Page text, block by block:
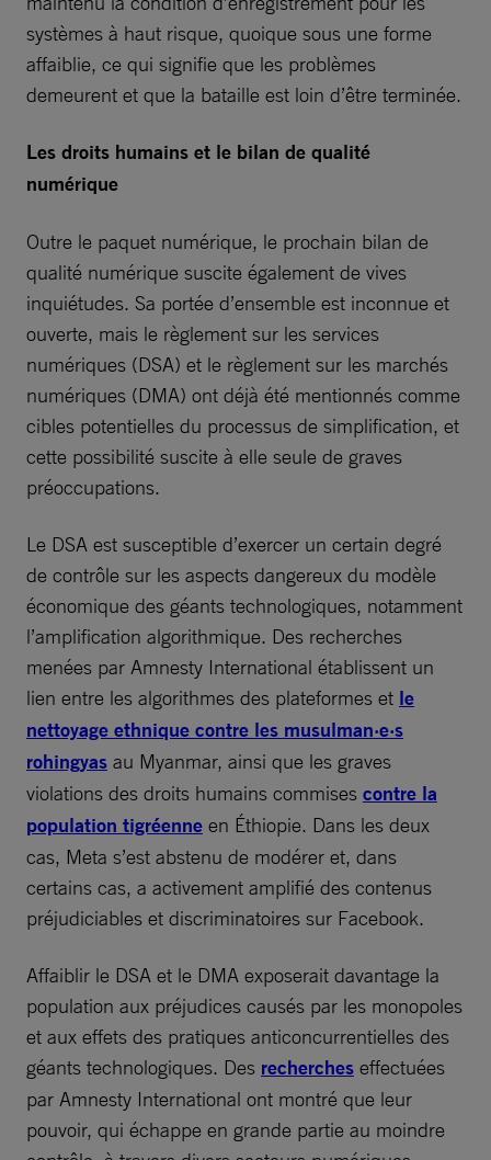
systèmes à haut risque, quoique sous une forme
affaiblie, ce qui signifie que les problèmes
demeurent et que la bataille est loin d’être terminée.
Les droits humains et le bilan de qualité
numérique
Outre le paquet numérique, le prochain bilan de
qualité numérique suscite également de vives
inquiétudes. Sa portée d’ensemble est inconnue et
ouverte, mais le règlement sur les services
numériques (DSA) et le règlement sur les marchés
numériques (DMA) ont déjà été mentionnés comme
cibles potentielles du processus de simplification, et
cette possibilité suscite à elle seule de graves
préoccupations.
Le DSA est susceptible d’exercer un certain degré
de contrôle sur les aspects dangereux du modèle
économique des géants technologiques, notamment
l’amplification algorithmique. Des recherches
menées par Amnesty International établissent un
lien entre les algorithmes des plateformes et le
nettoyage ethnique contre les musulman·e·s
rohingyas au Myanmar, ainsi que les graves
violations des droits humains commises contre la
population tigréenne en Éthiopie. Dans les deux
cas, Meta s’est abstenu de modérer et, dans
certains cas, a activement amplifié des contenus
préjudiciables et discriminatoires sur Facebook.
Affaiblir le DSA et le DMA exposerait davantage la
population aux préjudices causés par les monopoles
et aux effets des pratiques anticoncurrentielles des
géants technologiques. Des recherches effectuées
par Amnesty International ont montré que leur
pouvoir, qui échappe en grande partie au moindre